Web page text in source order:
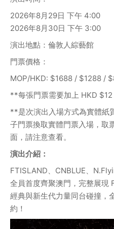
2026年8月29日 下午 4:00
2026年8月30日 下午 3:00
演出地點：倫敦人綜藝館
門票價格：
MOP/HKD: $1688 / $1288 /
**每張門票需要加上 HKD
**是次演出入場方式為實體紙
子門票換取實體門票入場，取
面，請注意查看。
演出介紹：
FTISLAND、CNBLUE、
全員首度齊聚澳門，完整展現
經典與新生代力量同台碰撞，
約！